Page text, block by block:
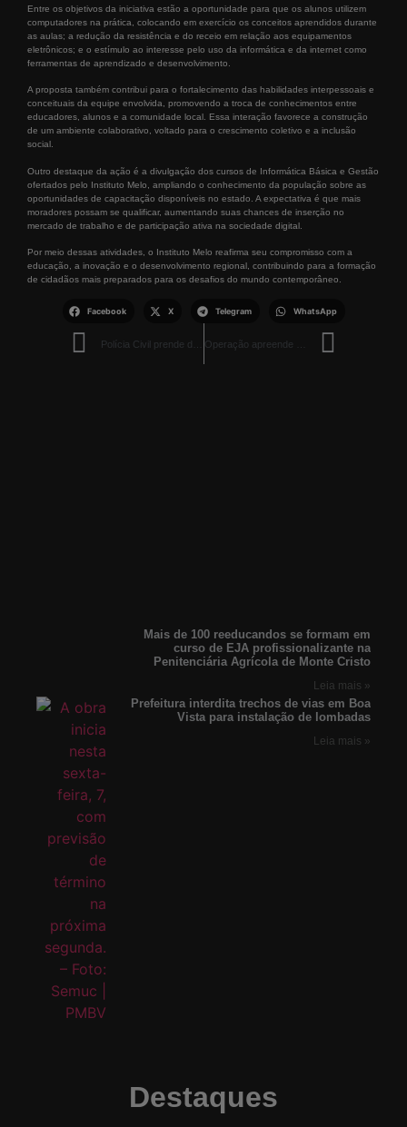
Entre os objetivos da iniciativa estão a oportunidade para que os alunos utilizem
computadores na prática, colocando em exercício os conceitos aprendidos durante
as aulas; a redução da resistência e do receio em relação aos equipamentos
eletrônicos; e o estímulo ao interesse pelo uso da informática e da internet como
ferramentas de aprendizado e desenvolvimento.
A proposta também contribui para o fortalecimento das habilidades interpessoais e
conceituais da equipe envolvida, promovendo a troca de conhecimentos entre
educadores, alunos e a comunidade local. Essa interação favorece a construção
de um ambiente colaborativo, voltado para o crescimento coletivo e a inclusão
social.
Outro destaque da ação é a divulgação dos cursos de Informática Básica e Gestão
ofertados pelo Instituto Melo, ampliando o conhecimento da população sobre as
oportunidades de capacitação disponíveis no estado. A expectativa é que mais
moradores possam se qualificar, aumentando suas chances de inserção no
mercado de trabalho e de participação ativa na sociedade digital.
Por meio dessas atividades, o Instituto Melo reafirma seu compromisso com a
educação, a inovação e o desenvolvimento regional, contribuindo para a formação
de cidadãos mais preparados para os desafios do mundo contemporâneo.
Facebook X Telegram WhatsApp
Destaques
Mais de 100 reeducandos se formam em
curso de EJA profissionalizante na
Penitenciária Agrícola de Monte Cristo
Leia mais »
Prefeitura interdita trechos de vias em Boa
Vista para instalação de lombadas
Leia mais »